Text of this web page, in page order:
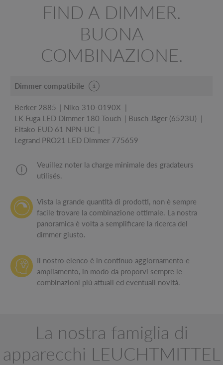
FIND A DIMMER.
BUONA
COMBINAZIONE.
Dimmer compatibile
Berker 2885
Niko 310-0190X
LK Fuga LED Dimmer 180 Touch
Busch Jäger (6523U)
Eltako EUD 61 NPN-UC
Legrand PRO21 LED Dimmer 775659
Veuillez noter la charge minimale des gradateurs
utilisés.
Vista la grande quantità di prodotti, non è sempre
facile trovare la combinazione ottimale. La nostra
panoramica è volta a semplificare la ricerca del
dimmer giusto.
Il nostro elenco è in continuo aggiornamento e
ampliamento, in modo da proporvi sempre le
combinazioni più attuali ed eventuali novità.
La nostra famiglia di
apparecchi LEUCHTMITTEL